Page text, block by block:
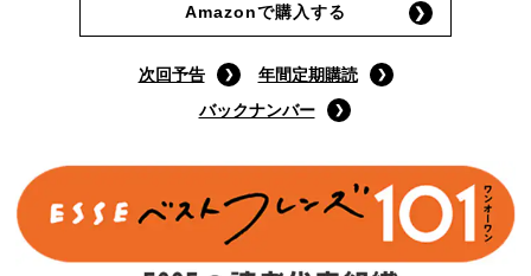
Amazonで購入する
次回予告
年間定期購読
バックナンバー